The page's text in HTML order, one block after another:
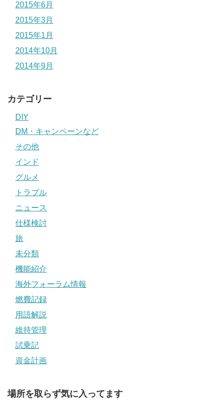
2015年6月
2015年3月
2015年1月
2014年10月
2014年9月
カテゴリー
DIY
DM・キャンペーンなど
その他
インド
グルメ
トラブル
ニュース
仕様検討
旅
未分類
機能紹介
海外フォーラム情報
燃費記録
用語解説
維持管理
試乗記
資金計画
場所を取らず気に入ってます